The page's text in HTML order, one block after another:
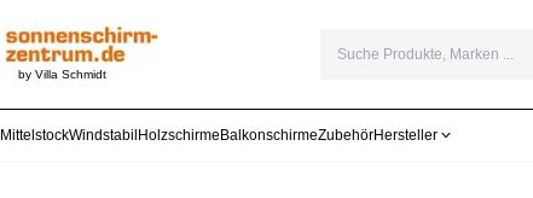
by Villa Schmidt
MittelstockWindstabil Holzschirme BalkonschirmeZubehörHersteller